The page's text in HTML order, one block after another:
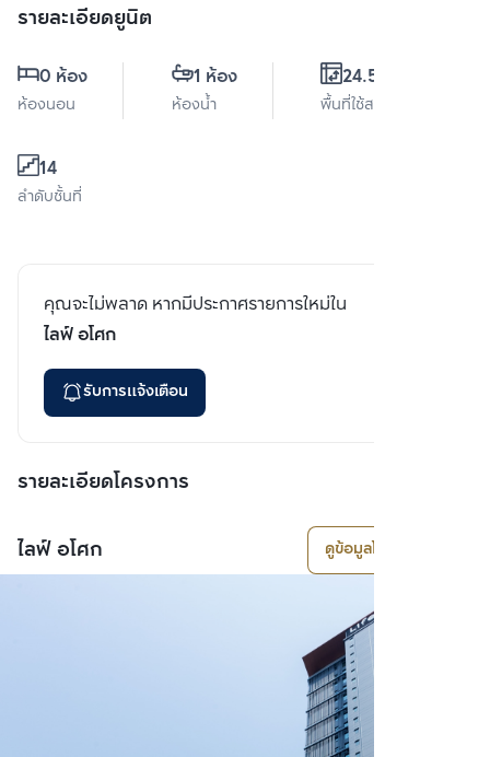
รายละเอียดยูนิต
0 ห้อง
ห้องนอน
1 ห้อง
ห้องน้ำ
24.52 ตร.ม.
พื้นที่ใช้สอย
14
ลำดับชั้นที่
คุณจะไม่พลาด หากมีประกาศรายการใหม่ใน
ไลฟ์ อโศก
รับการแจ้งเตือน
รายละเอียดโครงการ
ไลฟ์ อโศก ดูข้อมูลโครงการ